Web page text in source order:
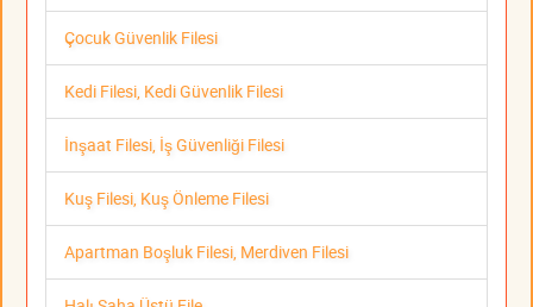
Çocuk Güvenlik Filesi
Kedi Filesi, Kedi Güvenlik Filesi
İnşaat Filesi, İş Güvenliği Filesi
Kuş Filesi, Kuş Önleme Filesi
Apartman Boşluk Filesi, Merdiven Filesi